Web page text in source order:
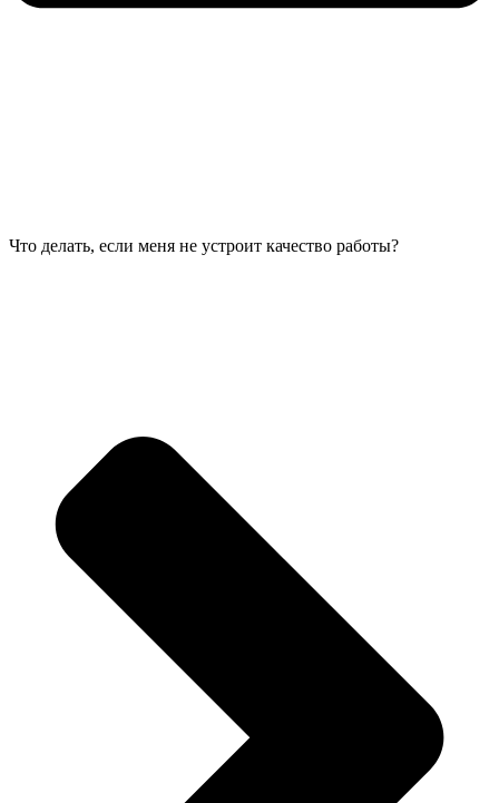
Что делать, если меня не устроит качество работы?